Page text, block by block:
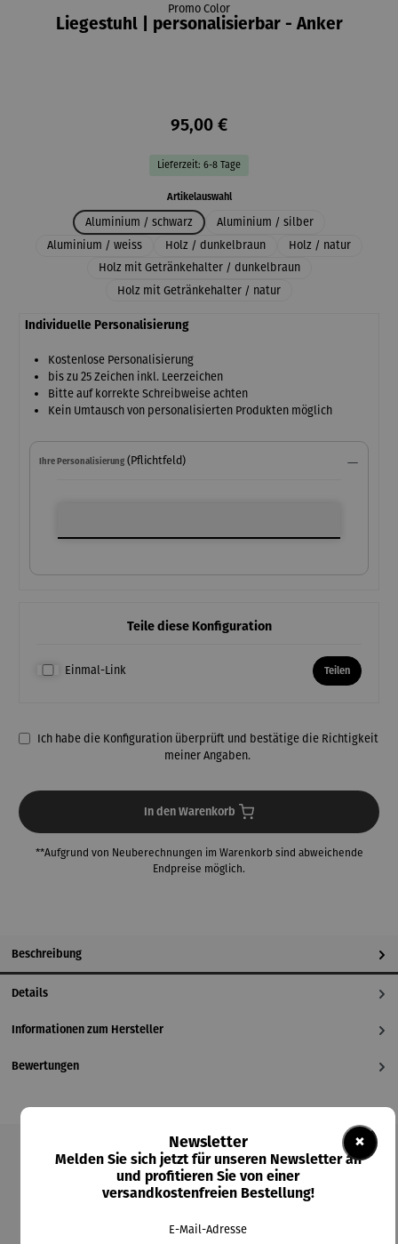
Promo Color
Liegestuhl | personalisierbar - Anker
95,00 €
Lieferzeit: 6-8 Tage
Artikelauswahlauswählen
Aluminium / schwarz
Aluminium / silber
Aluminium / weiss
Holz / dunkelbraun
Holz / natur
Holz mit Getränkehalter / dunkelbraun
Holz mit Getränkehalter / natur
Individuelle Personalisierung
Kostenlose Personalisierung
bis zu 25 Zeichen inkl. Leerzeichen
Bitte auf korrekte Schreibweise achten
Kein Umtausch von personalisierten Produkten möglich
Ihre Personalisierung (Pflichtfeld)
Teile diese Konfiguration
Einmal-Link Teilen
Ich habe die Konfiguration überprüft und bestätige die Richtigkeit
meiner Angaben.
In den Warenkorb
**Aufgrund von Neuberechnungen im Warenkorb sind abweichende
Endpreise möglich.
Beschreibung
Details
Informationen zum Hersteller
Bewertungen
Produktgalerie überspringen
×
Newsletter
Melden Sie sich jetzt für unseren Newsletter an
und profitieren Sie von einer
versandkostenfreien Bestellung!
E-Mail-Adresse